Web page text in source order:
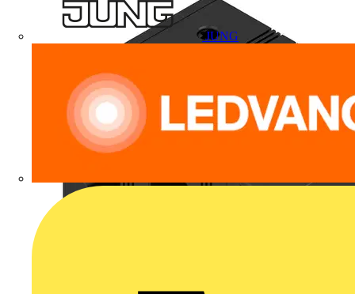
JUNG